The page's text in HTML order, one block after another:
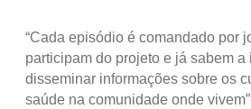
“Cada episódio é comandado por
participam do projeto e já sabem a
disseminar informações sobre os
saúde na comunidade onde